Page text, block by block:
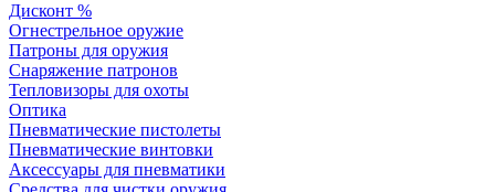
Дисконт %
Огнестрельное оружие
Патроны для оружия
Снаряжение патронов
Тепловизоры для охоты
Оптика
Пневматические пистолеты
Пневматические винтовки
Аксессуары для пневматики